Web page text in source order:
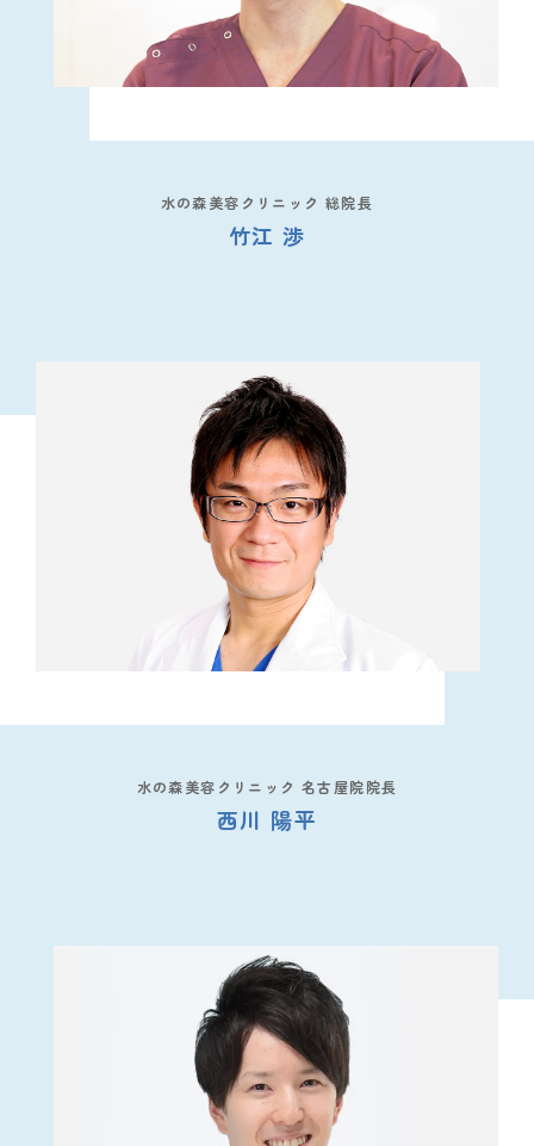
水の森美容クリニック 総院長
竹江 渉
水の森美容クリニック 名古屋院院長
西川 陽平